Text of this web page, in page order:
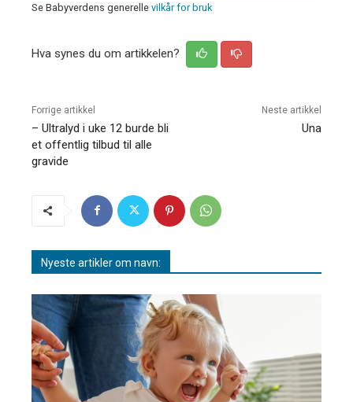
Se Babyverdens generelle vilkår for bruk
Hva synes du om artikkelen?
Forrige artikkel
– Ultralyd i uke 12 burde bli
et offentlig tilbud til alle
gravide
Neste artikkel
Una
Nyeste artikler om navn: